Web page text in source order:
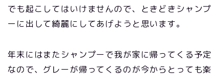
でも起こしてはいけませんので、ときどきシャンプ
ーに出して綺麗にしてあげようと思います。
年末にはまたシャンプーで我が家に帰ってくる予定
なので、グレーが帰ってくるのが今からとっても楽